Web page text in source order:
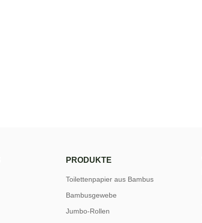
PRODUKTE
Toilettenpapier aus Bambus
Bambusgewebe
Jumbo-Rollen